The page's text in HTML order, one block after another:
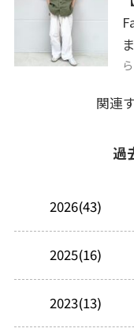
関連
過
2026(43)
2025(16)
2023(13)